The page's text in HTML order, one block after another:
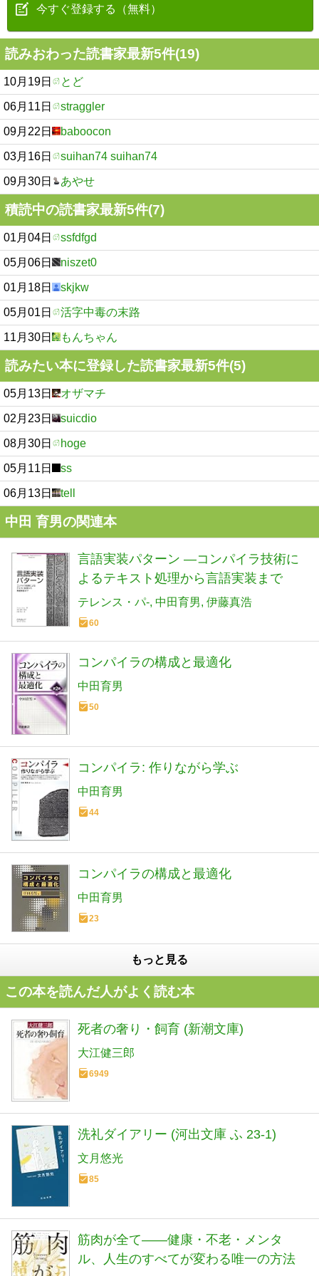
今すぐ登録する（無料）
読みおわった読書家最新5件(19)
10月19日 とど
06月11日 straggler
09月22日 baboocon
03月16日 suihan74 suihan74
09月30日 あやせ
積読中の読書家最新5件(7)
01月04日 ssfdfgd
05月06日 niszet0
01月18日 skjkw
05月01日 活字中毒の末路
11月30日 もんちゃん
読みたい本に登録した読書家最新5件(5)
05月13日 オザマチ
02月23日 suicdio
08月30日 hoge
05月11日 ss
06月13日 tell
中田 育男の関連本
言語実装パターン ―コンパイラ技術に
よるテキスト処理から言語実装まで
テレンス・パ- 中田育男 伊藤真浩
60
コンパイラの構成と最適化
中田育男
50
コンパイラ: 作りながら学ぶ
中田育男
44
コンパイラの構成と最適化
中田育男
23
もっと見る
この本を読んだ人がよく読む本
死者の奢り・飼育 (新潮文庫)
大江健三郎
6949
洗礼ダイアリー (河出文庫 ふ 23-1)
文月悠光
85
筋肉が全て——健康・不老・メンタ
ル、人生のすべてが変わる唯一の方法